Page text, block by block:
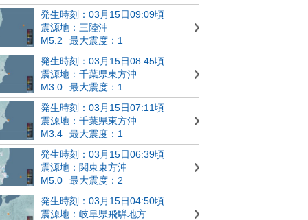
発生時刻：03月15日09:09頃
震源地：三陸沖
M5.2
最大震度：1
発生時刻：03月15日08:45頃
震源地：千葉県東方沖
M3.0
最大震度：1
発生時刻：03月15日07:11頃
震源地：千葉県東方沖
M3.4
最大震度：1
発生時刻：03月15日06:39頃
震源地：関東東方沖
M5.0
最大震度：2
発生時刻：03月15日04:50頃
震源地：岐阜県飛騨地方